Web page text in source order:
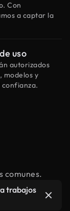
Con
a captar la
uso
autorizados
modelos y
comunes.
trabajos